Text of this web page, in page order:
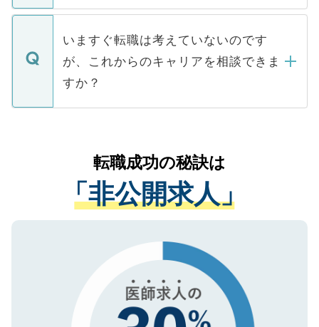
関を公にしてしまうと、応募が殺到する場
に、医療機関が求める条件に合った人材の
みを人材紹介会社に依頼するケースが増え
ています。
定を承諾する必要はありません。内定先へ
の辞退の連絡はキャリアパートナーが行い
個人情報が漏えいすることはありませんの
で、ご安心ください。当サイトからの登録
などで収集したご登録者様の個人情報は、
ご本人のキャリアアップおよび転職活動の
支援を目的に使用いたします。お預かりし
ているすべての個人データはご本人の許可
は、個人情報の取り扱いについての厳密な
管理基準を満たした事業者のみに付与され
る、プライバシーマークを取得済みです。
で、機密保持に関してもご安心ください。
いますぐ転職は考えていないのです
が、これからのキャリアを相談できま
すか？
かがいして、現在の医療機関の状況や紹介
経験をまじえながら、適切なアドバイスを
させていただきます。すぐにご転職をされ
ない方には、長期的なサポートが可能です
ので、まずはご登録ください。
転職成功の秘訣は
「非公開求人」